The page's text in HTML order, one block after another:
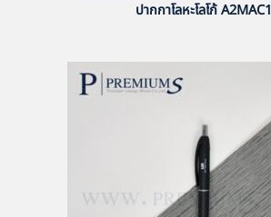
ปากกาโลหะโลโก้ A2MAC1